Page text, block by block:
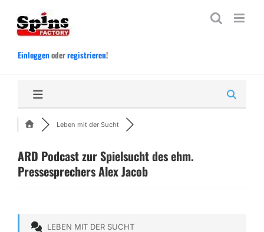
Inhalt
springen
Einloggenoderregistrieren!
Leben mit der Sucht
ARD Podcast zur Spielsucht des ehm.
Pressesprechers Alex Jacob
LEBEN MIT DER SUCHT